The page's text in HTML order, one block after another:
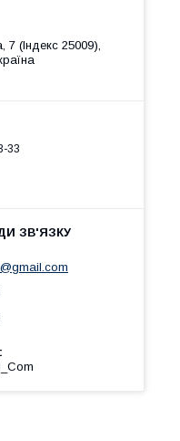
(Індекс 25009),
33